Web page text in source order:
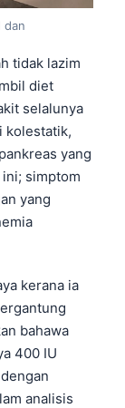
dan
tidak lazim
diet
selalunya
kolestatik,
yang
simptom
yang
kerana ia
bahawa
400 IU
analisis